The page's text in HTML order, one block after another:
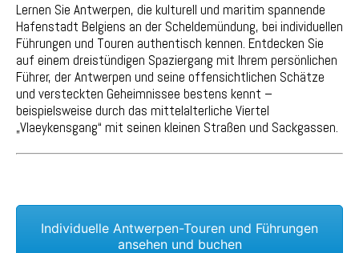
Lernen Sie Antwerpen, die kulturell und maritim spannende
Hafenstadt Belgiens an der Scheldemündung, bei individuellen
Führungen und Touren authentisch kennen. Entdecken Sie
auf einem dreistündigen Spaziergang mit Ihrem persönlichen
Führer, der Antwerpen und seine offensichtlichen Schätze
und versteckten Geheimnissee bestens kennt –
beispielsweise durch das mittelalterliche Viertel
„Vlaeykensgang“ mit seinen kleinen Straßen und Sackgassen.
Individuelle Antwerpen-Touren und Führungen
ansehen und buchen